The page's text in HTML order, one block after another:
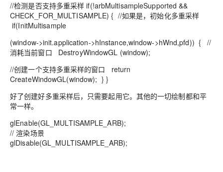
//检测是否支持多重采样 if(!arbMultisampleSupported &&
CHECK_FOR_MULTISAMPLE) { //如果是，初始化多重采样
if(InitMultisample
(window->init.application->hInstance,window->hWnd,pfd)) { //
消耗当前窗口 DestroyWindowGL (window);
//创建一个支持多重采样的窗口 return
CreateWindowGL(window); } }
好了创建好多重采样后，只需要起用它。其他的一切绘制都和平
常一样。
glEnable(GL_MULTISAMPLE_ARB);
// 渲染场景
glDisable(GL_MULTISAMPLE_ARB);